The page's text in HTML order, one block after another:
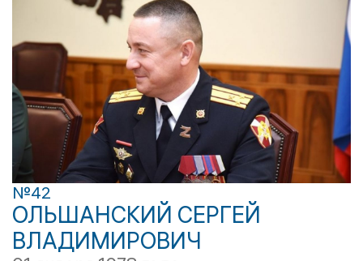
№42
ОЛЬШАНСКИЙ СЕРГЕЙ
ВЛАДИМИРОВИЧ